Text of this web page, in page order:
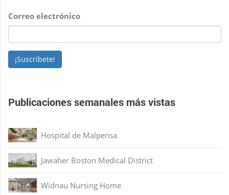
Correo electrónico
¡Suscríbete!
Publicaciones semanales más vistas
Hospital de Malpensa
Jawaher Boston Medical District
Widnau Nursing Home